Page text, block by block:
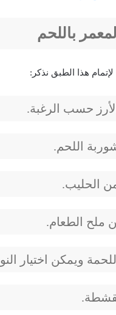
باللحم
هذا الطبق نذكر:
اللحم.
الحليب.
ملح الطعام.
ويمكن اختيار